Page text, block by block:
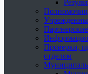
Проверки,
отделом